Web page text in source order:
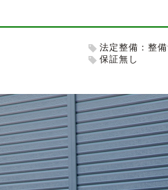
法定整備：整
保証無し